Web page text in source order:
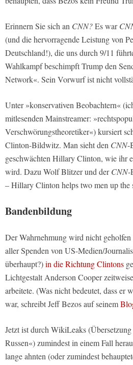
Erinnern Sie sich an CNN?Es war
(und die hervorragende Leistung von
Deutschland!), die uns durch 9/11
Wahlkampf beschimpft Trump den
Network«. Sein Vorwurf ist nicht
Unter »konservativen Beobachtern«
mitlesenden Mainstreamer:
Verschwörungstheoretiker«) kursiert
Clinton-Bildwitz. Man sieht den CNN-
geschwächten Hillary Clinton, wie ihr
wird. Dazu Wolf Blitzer und derCNN-
– Hillary Clinton helps two men up the
Bandenbildung
Der Wahrnehmung wird nicht geholfen
aller Spenden von US-Medien/
überhaupt?)in die Richtung Clintons
Lichtgestalt Anderson Cooper
arbeitete. (Was nicht bedeutet, dass er
war, schreibt Jeff Bezos auf seinem
Jetzt ist durch WikiLeaks
Russen«) zumindest in einem Fall
lange ahnten (oder zumindest